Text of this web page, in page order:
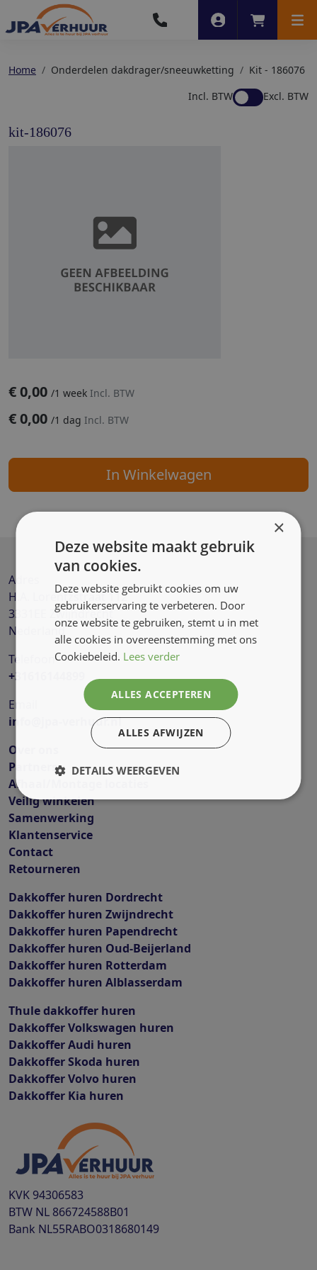
Account
Home Onderdelen dakdrager/sneeuwketting
Kit - 186076
Incl. BTW
Excl. BTW
kit-186076
€0,00 /1 dag Incl. BTW
€0,00 /1 week Incl. BTW
In Winkelwagen
Adres
H.A. Lorentzstraat 112
3331EE
Zwijndrecht
Nederland
Telefoon
+31616144899
Email
info@jpa-verhuur.nl
Over ons
Partners
Afhaal/Montage locaties
Veilig winkelen
Samenwerking
Klantenservice
Contact
Retourneren
Dakkoffer huren Dordrecht
Dakkoffer huren Zwijndrecht
Dakkoffer huren Papendrecht
Dakkoffer huren Oud-Beijerland
Dakkoffer huren Rotterdam
Dakkoffer huren Alblasserdam
Thule dakkoffer huren
Dakkoffer Volkswagen huren
Dakkoffer Audi huren
Dakkoffer Skoda huren
Dakkoffer Volvo huren
Dakkoffer Kia huren
KVK 94306583
BTW NL 866724588B01
Bank NL55RABO0318680149
×
Deze website maakt gebruik
van cookies.
Deze website gebruikt cookies om uw
gebruikerservaring te verbeteren. Door
onze website te gebruiken, stemt u in met
alle cookies in overeenstemming met ons
Cookiebeleid. Lees verder
ALLES ACCEPTEREN
ALLES AFWIJZEN
DETAILS WEERGEVEN